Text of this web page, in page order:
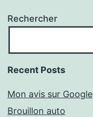
Rechercher
Recent Posts
Mon avis sur Google
Brouillon auto